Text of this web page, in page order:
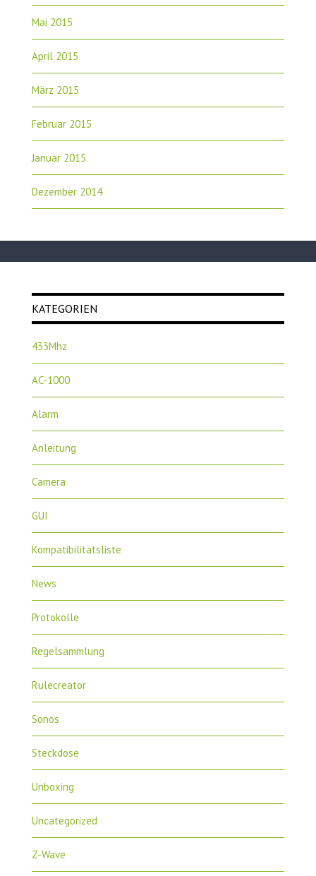
Mai 2015
April 2015
März 2015
Februar 2015
Januar 2015
Dezember 2014
KATEGORIEN
433Mhz
AC-1000
Alarm
Anleitung
Camera
GUI
Kompatibilitätsliste
News
Protokolle
Regelsammlung
Rulecreator
Sonos
Steckdose
Unboxing
Uncategorized
Z-Wave